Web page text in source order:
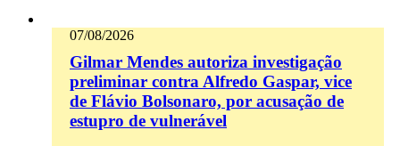
07/08/2026
Gilmar Mendes autoriza investigação
preliminar contra Alfredo Gaspar, vice
de Flávio Bolsonaro, por acusação de
estupro de vulnerável